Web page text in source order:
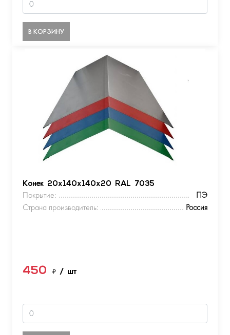
В КОРЗИНУ
Конек 20х140х140х20 RAL 7035
Покрытие:
ПЭ
Страна производитель:
Россия
450 ₽ / шт